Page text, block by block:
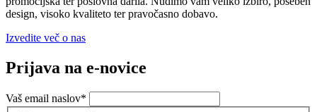
design, visoko kvaliteto ter pravočasno dobavo.
Izvedite več o nas
Prijava na e-novice
Vaš email naslov*